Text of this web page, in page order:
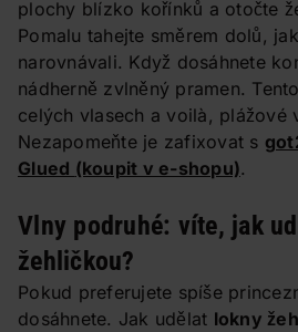
plochy blízko kořínků a otočte
Pomalu tahejte směrem dolů,
narovnávali. Když dosáhnete
nádherně zvlněný pramen.
celých vlasech a voilà, plážové
Nezapomeňte je zafixovat s
Glued (koupit v e-shopu).
Vlny podruhé: víte, jak
žehličkou?
Pokud preferujete spíše
dosáhnete. Jak udělat lokny